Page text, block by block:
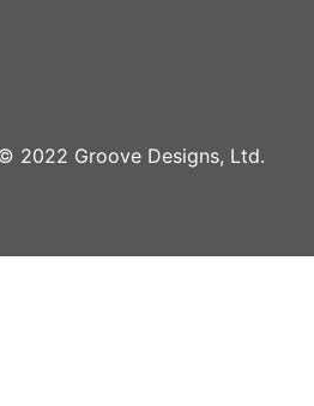
2022 Groove Designs, Ltd.